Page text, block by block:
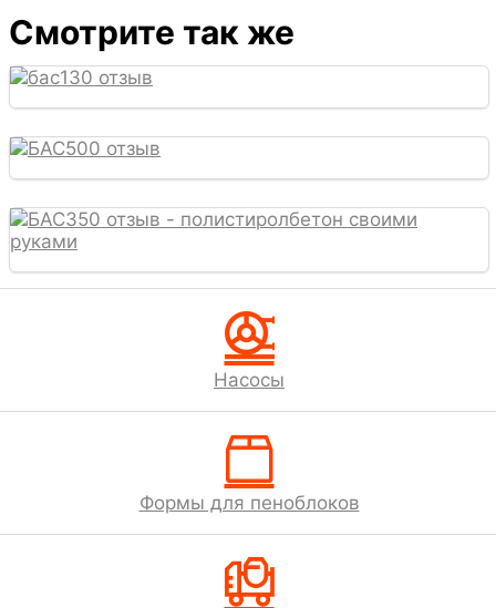
Смотрите так же

Насосы

Формы для пеноблоков
